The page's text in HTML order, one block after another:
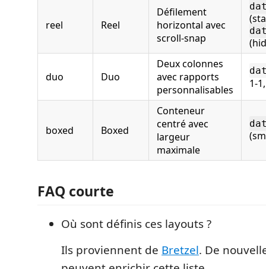
reel Reel
Défilement
horizontal avec
scroll‑snap
duo Duo
Deux colonnes
avec rapports
personnalisables
1-
boxed Boxed
Conteneur
centré avec
largeur
maximale
FAQ courte
Où sont définis ces layouts ?
Ils proviennent de Bretzel. De